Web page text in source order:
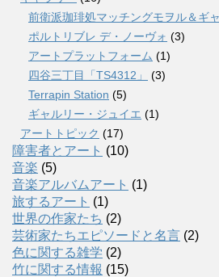
前衛派珈琲処マッチングモヲル＆ギ
ポルトリブレ デ・ノーヴォ (3)
アートプラットフォーム (1)
四谷三丁目「TS4312」
(3)
Terrapin Station (5)
ギャルリー・ジュイエ (1)
アートトピック (17)
障害者とアート (10)
音楽 (5)
音楽アルバムアート (1)
旅するアート (1)
世界の作家たち (2)
芸術家たちエピソードと名言 (2)
色に関する雑学 (2)
竹に関する情報 (15)